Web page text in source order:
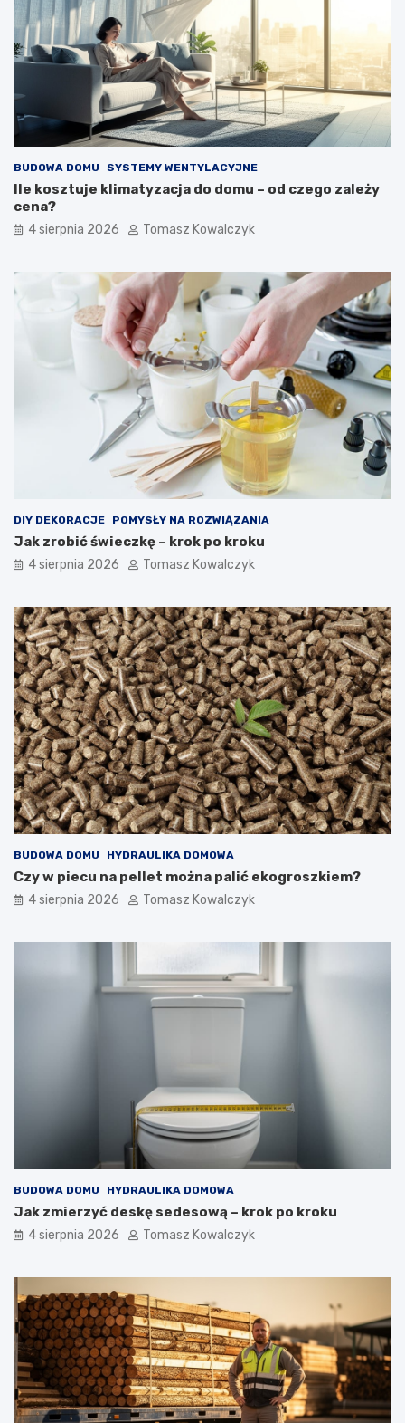
BUDOWA DOMU SYSTEMY WENTYLACYJNE
Ile kosztuje klimatyzacja do domu – od czego zależy
cena?
4 sierpnia 2026 Tomasz Kowalczyk
DIY DEKORACJE POMYSŁY NA ROZWIĄZANIA
Jak zrobić świeczkę – krok po kroku
4 sierpnia 2026 Tomasz Kowalczyk
BUDOWA DOMU HYDRAULIKA DOMOWA
Czy w piecu na pellet można palić ekogroszkiem?
4 sierpnia 2026 Tomasz Kowalczyk
BUDOWA DOMU HYDRAULIKA DOMOWA
Jak zmierzyć deskę sedesową – krok po kroku
4 sierpnia 2026 Tomasz Kowalczyk